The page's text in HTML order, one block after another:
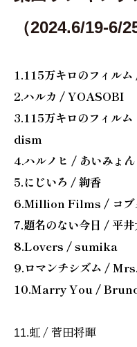
（2024.6/19-6/25
1.115万キロのフィル
2.ハルカ / YOASOBI
3.115万キロのフィル
dism
4.ハルノヒ / あいみょん
5.にじいろ / 絢香
6.Million Films / コブ
7.題名のない今日 / 平井
8.Lovers / sumika
9.ロマンチシズム /
10.Marry You /
11.虹 / 菅田将暉